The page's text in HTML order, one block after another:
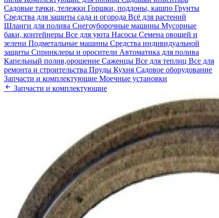
Садовые тачки, тележки Горшки, поддоны, кашпо Грунты
Средства для защиты сада и огорода Всё для растений
Шланги для полива Снегоуборочные машины Мусорные
баки, контейнеры Все для уюта Насосы Семена овощей и
зелени Подметальные машины Средства индивидуальной
защиты Спринклеры и оросители Автоматика для полива
Капельный полив,орошение Саженцы Все для теплиц Все для
ремонта и строительства Пруды Кухня Садовое оборудование
Запчасти и комплектующие Моечные установки
Запчасти и комплектующие